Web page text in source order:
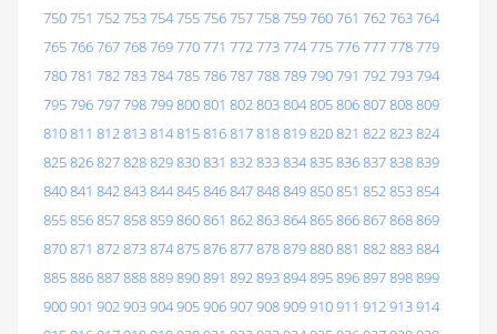
750751 752753754755756757758759760761 762763764
765766767768769770771 772773774775776777778779
780781 782783784785786787788789790791 792793794
795796797798799800801 802803804805806807808809
810811 812813814815816817818819820821 822823824
825826827828829830831 832833834835836837838839
840841 842843844845846847848849850851 852853854
855856857858859860861 862863864865866867868869
870871 872873874875876877878879880881 882883884
885886887888889890891 892893894895896897898899
900901 902903904905906907908909910911 912913914